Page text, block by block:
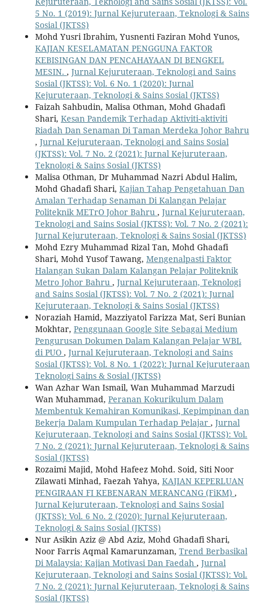
5 No. 1 (2019): Jurnal Kejuruteraan, Teknologi & Sains
Sosial (JKTSS)
Mohd Yusri Ibrahim, Yusnenti Faziran Mohd Yunos,
KAJIAN KESELAMATAN PENGGUNA FAKTOR
KEBISINGAN DAN PENCAHAYAAN DI BENGKEL
MESIN. , Jurnal Kejuruteraan, Teknologi and Sains
Sosial (JKTSS): Vol. 6 No. 1 (2020): Jurnal
Kejuruteraan, Teknologi & Sains Sosial (JKTSS)
Faizah Sahbudin, Malisa Othman, Mohd Ghadafi
Shari, Kesan Pandemik Terhadap Aktiviti-aktiviti
Riadah Dan Senaman Di Taman Merdeka Johor Bahru
, Jurnal Kejuruteraan, Teknologi and Sains Sosial
(JKTSS): Vol. 7 No. 2 (2021): Jurnal Kejuruteraan,
Teknologi & Sains Sosial (JKTSS)
Malisa Othman, Dr Muhammad Nazri Abdul Halim,
Mohd Ghadafi Shari, Kajian Tahap Pengetahuan Dan
Amalan Terhadap Senaman Di Kalangan Pelajar
Politeknik METrO Johor Bahru , Jurnal Kejuruteraan,
Teknologi and Sains Sosial (JKTSS): Vol. 7 No. 2 (2021):
Jurnal Kejuruteraan, Teknologi & Sains Sosial (JKTSS)
Mohd Ezry Muhammad Rizal Tan, Mohd Ghadafi
Shari, Mohd Yusof Tawang, Mengenalpasti Faktor
Halangan Sukan Dalam Kalangan Pelajar Politeknik
Metro Johor Bahru , Jurnal Kejuruteraan, Teknologi
and Sains Sosial (JKTSS): Vol. 7 No. 2 (2021): Jurnal
Kejuruteraan, Teknologi & Sains Sosial (JKTSS)
Noraziah Hamid, Mazziyatol Farizza Mat, Seri Bunian
Mokhtar, Penggunaan Google Site Sebagai Medium
Pengurusan Dokumen Dalam Kalangan Pelajar WBL
di PUO , Jurnal Kejuruteraan, Teknologi and Sains
Sosial (JKTSS): Vol. 8 No. 1 (2022): Jurnal Kejuruteraan
Teknologi Sains & Sosial (JKTSS)
Wan Azhar Wan Ismail, Wan Muhammad Marzudi
Wan Muhammad, Peranan Kokurikulum Dalam
Membentuk Kemahiran Komunikasi, Kepimpinan dan
Bekerja Dalam Kumpulan Terhadap Pelajar , Jurnal
Kejuruteraan, Teknologi and Sains Sosial (JKTSS): Vol.
7 No. 2 (2021): Jurnal Kejuruteraan, Teknologi & Sains
Sosial (JKTSS)
Rozaimi Majid, Mohd Hafeez Mohd. Soid, Siti Noor
Zilawati Minhad, Faezah Yahya, KAJIAN KEPERLUAN
PENGIRAAN FI KEBENARAN MERANCANG (FiKM) ,
Jurnal Kejuruteraan, Teknologi and Sains Sosial
(JKTSS): Vol. 6 No. 2 (2020): Jurnal Kejuruteraan,
Teknologi & Sains Sosial (JKTSS)
Nur Asikin Aziz @ Abd Aziz, Mohd Ghadafi Shari,
Noor Farris Aqmal Kamarunzaman, Trend Berbasikal
Di Malaysia: Kajian Motivasi Dan Faedah , Jurnal
Kejuruteraan, Teknologi and Sains Sosial (JKTSS): Vol.
7 No. 2 (2021): Jurnal Kejuruteraan, Teknologi & Sains
Sosial (JKTSS)